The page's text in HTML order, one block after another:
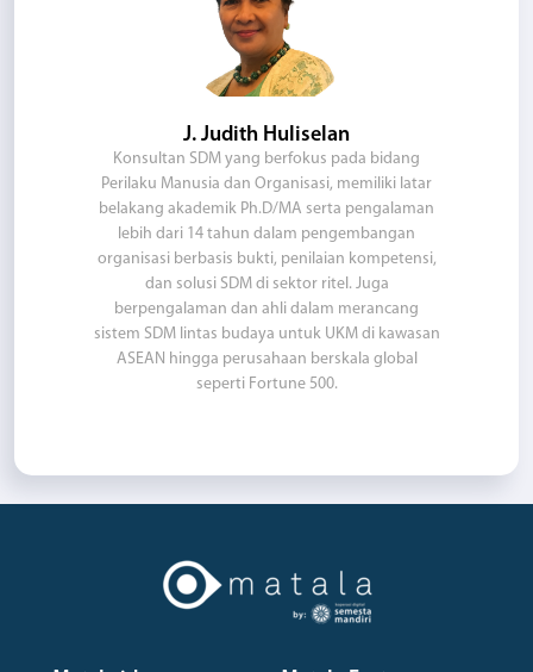
J. Judith Huliselan
Konsultan SDM yang berfokus pada bidang
Perilaku Manusia dan Organisasi, memiliki latar
belakang akademik Ph.D/MA serta pengalaman
lebih dari 14 tahun dalam pengembangan
organisasi berbasis bukti, penilaian kompetensi,
dan solusi SDM di sektor ritel. Juga
berpengalaman dan ahli dalam merancang
sistem SDM lintas budaya untuk UKM di kawasan
ASEAN hingga perusahaan berskala global
seperti Fortune 500.